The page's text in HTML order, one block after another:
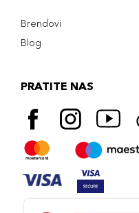
Brendovi
Blog
PRATITE NAS